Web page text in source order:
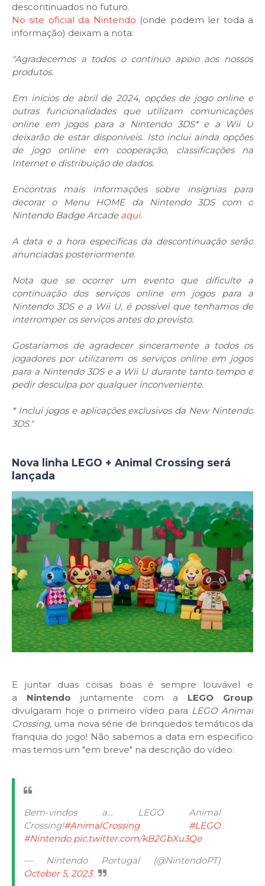
descontinuados no futuro.
No site oficial da Nintendo (onde podem ler toda a
informação) deixam a nota:
"Agradecemos a todos o contínuo apoio aos nossos
produtos.
Em inícios de abril de 2024, opções de jogo online e
outras funcionalidades que utilizam comunicações
online em jogos para a Nintendo 3DS* e a Wii U
deixarão de estar disponíveis. Isto inclui ainda opções
de jogo online em cooperação, classificações na
Internet e distribuição de dados.
Encontras mais informações sobre insígnias para
decorar o Menu HOME da Nintendo 3DS com o
Nintendo Badge Arcade aqui.
A data e a hora específicas da descontinuação serão
anunciadas posteriormente.
Nota que se ocorrer um evento que dificulte a
continuação dos serviços online em jogos para a
Nintendo 3DS e a Wii U, é possível que tenhamos de
interromper os serviços antes do previsto.
Gostaríamos de agradecer sinceramente a todos os
jogadores por utilizarem os serviços online em jogos
para a Nintendo 3DS e a Wii U durante tanto tempo e
pedir desculpa por qualquer inconveniente.
* Inclui jogos e aplicações exclusivos da New Nintendo
3DS."
Nova linha LEGO + Animal Crossing será
lançada
E juntar duas coisas boas é sempre louvável e
a Nintendo juntamente com a LEGO Group
divulgaram hoje o primeiro vídeo para LEGO Animal
Crossing, uma nova série de brinquedos temáticos da
franquia do jogo! Não sabemos a data em especifico
mas temos um "em breve" na descrição do vídeo:
Bem-vindos a… LEGO Animal
Crossing!#AnimalCrossing
#LEGO
#Nintendo pic.twitter.com/kB2GbXu3Qe
— Nintendo Portugal (@NintendoPT)
October 5, 2023